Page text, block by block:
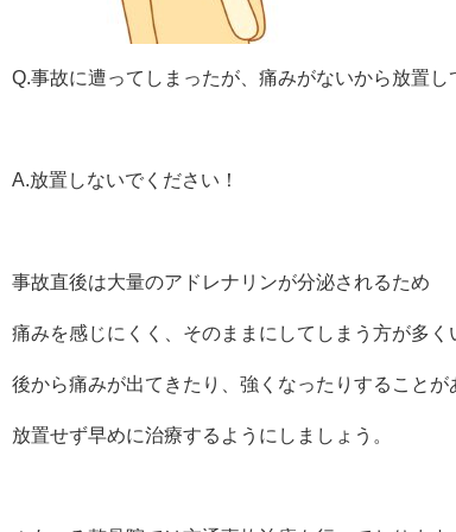
Q.事故に遭ってしまったが、痛みがないから放置し
A.放置しないでください！
事故直後は大量のアドレナリンが分泌されるため
痛みを感じにくく、そのままにしてしまう方が多く
後から痛みが出てきたり、強くなったりすることが
放置せず早めに治療するようにしましょう。